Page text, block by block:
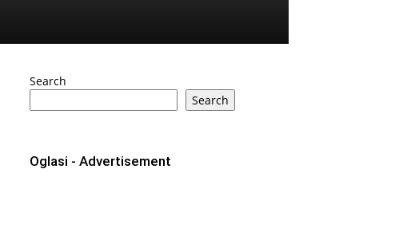
Search
Search
Oglasi - Advertisement